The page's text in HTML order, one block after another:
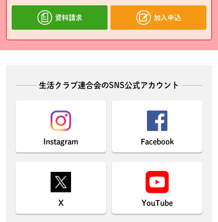
資料請求 加入申込
生活クラブ連合会のSNS公式アカウント
Instagram Facebook
X YouTube